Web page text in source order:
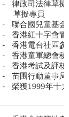
-
律政司法律草
草擬專員
-
聯合國兒童基
-
香港紅十字會
-
香港電台社區
-
香港童軍總會秘
-
香港考試及評
-
苗圃行動董事
-
榮獲1999年十